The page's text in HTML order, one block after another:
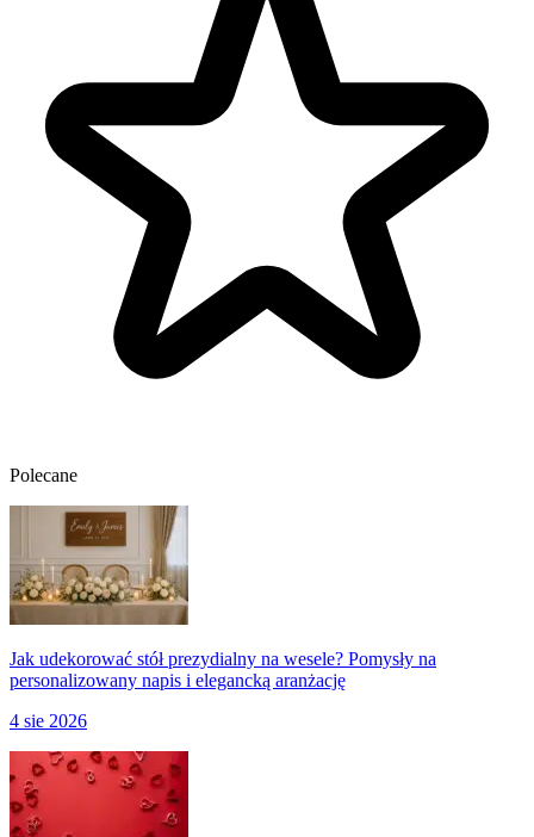
Polecane
Jak udekorować stół prezydialny na wesele? Pomysły na
personalizowany napis i elegancką aranżację
4 sie 2026